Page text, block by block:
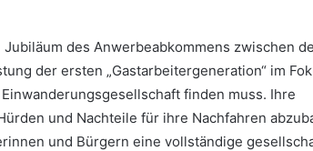
des Anwerbeabkommens zwischen
der ersten „Gastarbeitergeneration“ im
finden muss. Ihre
und Nachteile für ihre Nachfahren
und Bürgern eine vollständige